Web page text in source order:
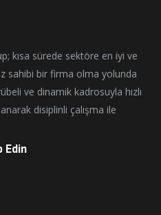
kısa sürede sektöre en iyi ve
sahibi bir firma olma yolunda
ve dinamik kadrosuyla hızlı
disiplinli çalışma ile
Edin